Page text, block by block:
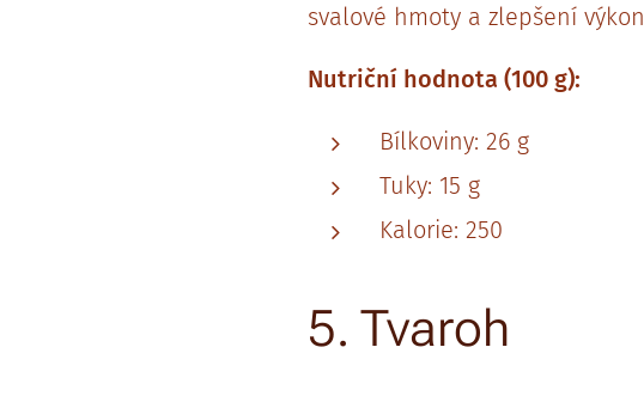
svalové hmoty a zlepšení
Nutriční hodnota (100 g):
Bílkoviny: 26 g
Tuky: 15 g
Kalorie: 250
5. Tvaroh